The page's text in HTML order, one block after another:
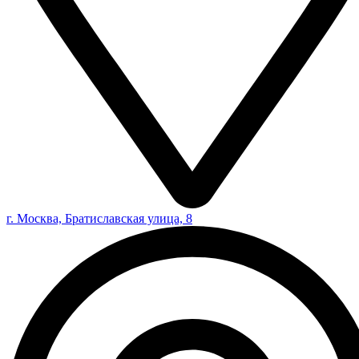
г. Москва, Братиславская улица, 8